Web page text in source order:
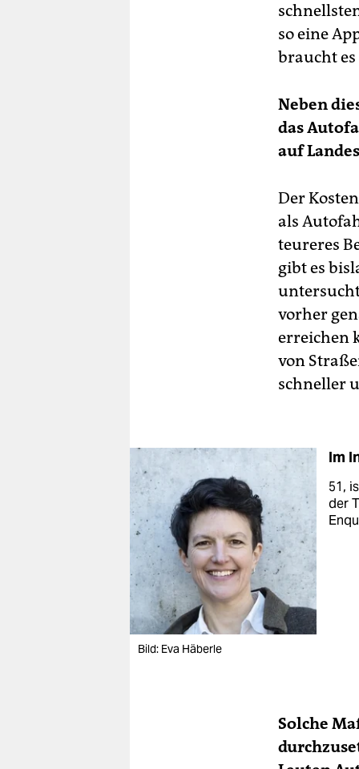
so eine
braucht
Neben
das
auf
Der
als
teureres
gibt es
vorher
erreichen
von
schneller
Bild: Eva Häberle
Im
51,
der
Solche